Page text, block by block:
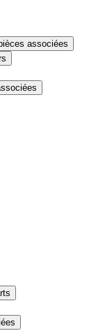
associées